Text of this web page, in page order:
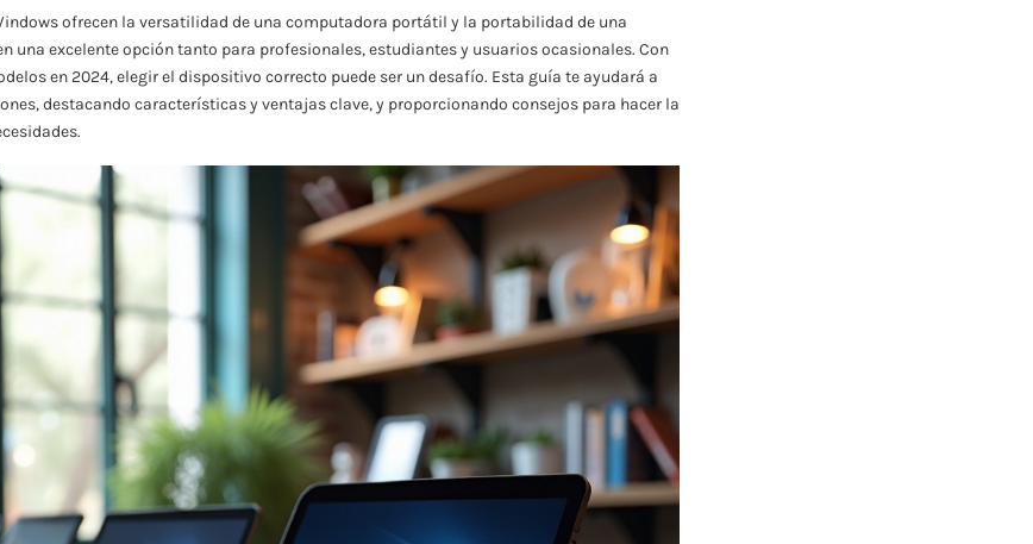
ofrecen la versatilidad de una computadora portátil y la portabilidad de una
una excelente opción tanto para profesionales, estudiantes y usuarios ocasionales. Con
en 2024, elegir el dispositivo correcto puede ser un desafío. Esta guía te ayudará a
destacando características y ventajas clave, y proporcionando consejos para hacer la